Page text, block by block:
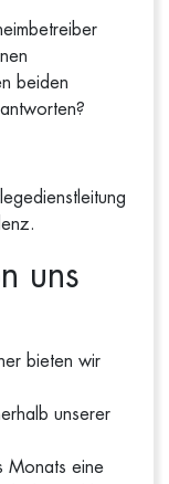
beiden
uns
bieten wir
unserer
Monats eine